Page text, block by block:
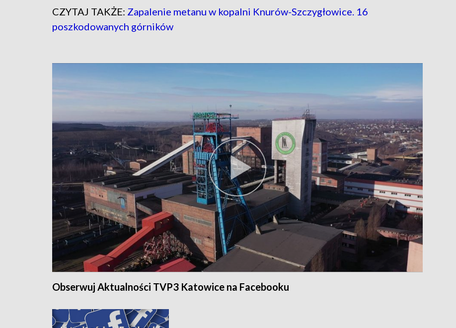
CZYTAJ TAKŻE: Zapalenie metanu w kopalni Knurów-Szczygłowice. 16
poszkodowanych górników
Obserwuj Aktualności TVP3 Katowice na Facebooku